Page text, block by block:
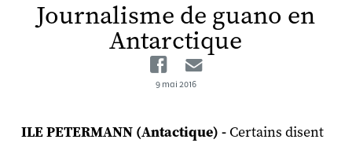
Journalisme de guano en
Antarctique
Facebook
Email
9 mai 2016
ILE PETERMANN (Antactique) -Certains disent